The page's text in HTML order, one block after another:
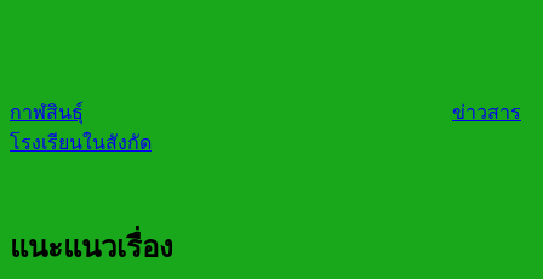
กาฬสินธุ์
ข่าวสาร
โรงเรียนในสังกัด
แนะแนวเรื่อง